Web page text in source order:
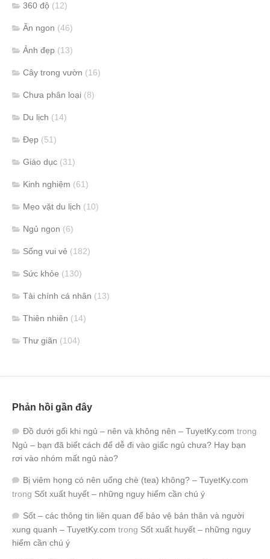
360 độ (12)
Ăn ngon (46)
Ảnh đẹp (13)
Cây trong vườn (16)
Chưa phân loại (8)
Du lịch (14)
Đẹp (51)
Giáo dục (31)
Kinh nghiệm (61)
Mẹo vặt du lịch (10)
Ngủ ngon (6)
Sống vui vẻ (182)
Sức khỏe (130)
Tài chính cá nhân (13)
Thiên nhiên (14)
Thư giãn (104)
Phản hồi gần đây
Đồ dưới gối khi ngủ – nên và không nên – TuyetKy.com trong
Ngủ – bạn đã biết cách để dễ đi vào giấc ngủ chưa? Hay bạn
rơi vào nhóm mất ngủ nào?
Bị viêm họng có nên uống chè (tea) không? – TuyetKy.com
trong Sốt xuất huyết – những nguy hiểm cần chú ý
Sốt – các thông tin liên quan để bảo vệ bản thân và người
xung quanh – TuyetKy.com trong Sốt xuất huyết – những nguy
hiểm cần chú ý